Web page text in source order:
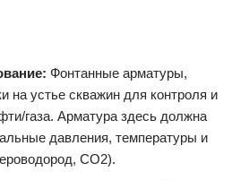
Фонтанные арматуры,
на устье скважин для контроля и
газа. Арматура здесь должна
давления, температуры и
CO2).